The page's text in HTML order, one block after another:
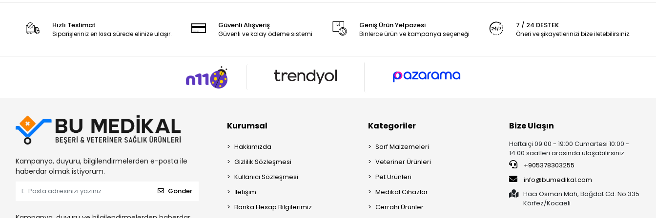
Bestpoint
Bioxi
Bıçakcılar
BRP
BSN
Hızlı Teslimat
Siparişleriniz en kısa sürede elinize ulaşır.
Güvenli Alışveriş
Güvenli ve kolay ödeme sistemi
Geniş Ürün Yelpazesi
Binlerce ürün ve kampanya seçeneği
7 / 24 DESTEK
Öneri ve şikayetlerinizi bize iletebilirsiniz.
Kampanya, duyuru, bilgilendirmelerden e-posta ile
haberdar olmak istiyorum.
Gönder
Kurumsal
Hakkımızda
Gizlilik Sözleşmesi
Kullanıcı Sözleşmesi
İletişim
Banka Hesap Bilgilerimiz
Kategoriler
Sarf Malzemeleri
Veteriner Ürünleri
Pet Ürünleri
Medikal Cihazlar
Cerrahi Ürünler
Bize Ulaşın
Haftaiçi 09:00 - 19:00 Cumartesi 10:00 -
14:00 saatleri arasında ulaşabilirsiniz.
+905378303255
info@bumedikal.com
Hacı Osman Mah, Bağdat Cd. No:335
Körfez/Kocaeli